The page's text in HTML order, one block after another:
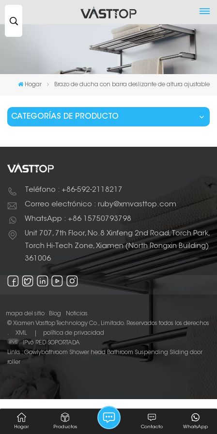
Hogar Brazo de ducha con barra deslizante de altura ajustable
CATEGORÍAS DE PRODUCTO
Teléfono : +86-592-2118217
Correo electrónico : ruby@xmvasttop.com
WhatsApp : +86 15750793798
Unit 707, 7th Floor, No.8 Xinfeng 2nd Road, Torch Park,
Torch Hi-Tech Zone, Xiamen (North Rongxin Building)
361006
mapa del sitio Blog
Noticias
© Xiamen Vasttop Technology Co., Limitado. Reservados todos los derechos
.
XML
política de privacidad
IPv6 RED SOPORTADA
Links :Gowlybathroom Shower head Bathroom Suspending Sliding door
roller
Hogar Productos WhatsApp
Contacto